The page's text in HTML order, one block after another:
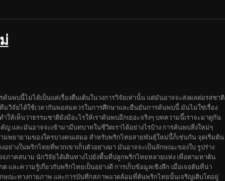
พบนี้ไม่ได้เป็นแค่เรื่องตื่นเต้นในวงการวิจัยเท่านั้น แต่มันอาจจะส่งผลต่อรสชาติ
มวิจัยได้ใช้เวลากันพอสมควรในการศึกษาและยืนยันการค้นพบนี้ มันไม่ใช่เรื่อง
ให้เห็นว่าธรรมชาติยังมีอะไรให้เราค้นพบอีกเยอะจริงๆ บทความนี้เราจะมาดูกัน
และมันอาจจะเข้ามามีบทบาทในชีวิตเราได้อย่างไรบ้าง การค้นพบสิ่งใหม่ๆ
มพยายามของใครบางคนเสมอ สำหรับพริกไทยสายพันธุ์ใหม่นี้ก็เช่นกัน จุดเริ่มต้น
อย่างในพริกไทยที่พวกเขาเก็บตัวอย่างมา มันอาจจะเป็นลักษณะของใบ รูปร่าง
ภาคสนาม นักวิจัยได้เดินทางไปยังพื้นที่ปลูกพริกไทยหลายแห่ง เพื่อตามหาต้น
ละความรู้เกี่ยวกับพริกไทยเป็นอย่างดี การเก็บข้อมูลเชิงลึก เมื่อเจอต้นที่น่า
ษณะทางกายภาพ และการบันทึกสภาพแวดล้อมที่ต้นพริกไทยนั้นเจริญเติบโตอยู่